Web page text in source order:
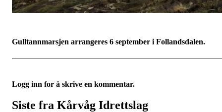
Gulltannmarsjen arrangeres 6 september i Follandsdalen.
Logg inn for å skrive en kommentar.
Siste fra Kårvåg Idrettslag